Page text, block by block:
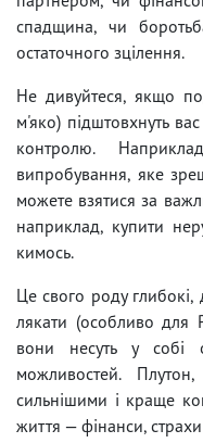
спадщина, чи
остаточного зцілення.
Не дивуйтеся, якщо
м'яко) підштовхнуть
контролю.
випробування, яке
можете взятися за
наприклад, купити
кимось.
Це свого роду глибокі,
лякати (особливо для
вони несуть у собі
можливостей.
сильнішими і краще
життя — фінанси, страхи